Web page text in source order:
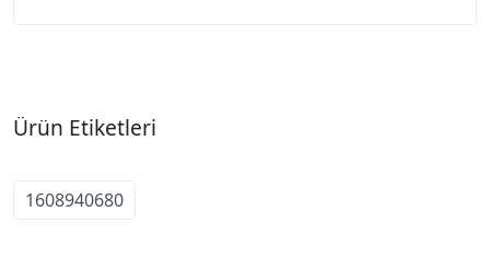
Ürün Etiketleri
1608940680